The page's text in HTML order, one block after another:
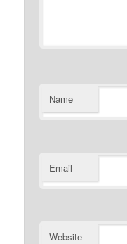
Name
Email
Website